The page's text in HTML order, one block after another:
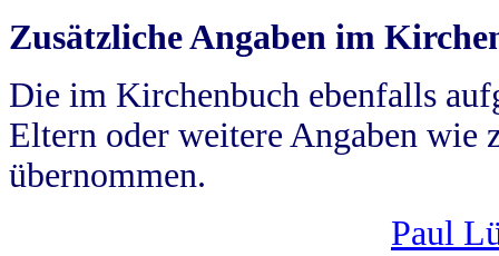
Zusätzliche Angaben im
Die im Kirchenbuch ebenfalls
Eltern oder weitere Angaben wie
übernommen.
Paul